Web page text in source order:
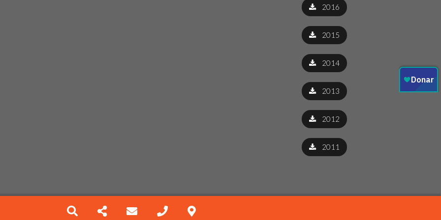
2016
2015
2014
2013
2012
2011